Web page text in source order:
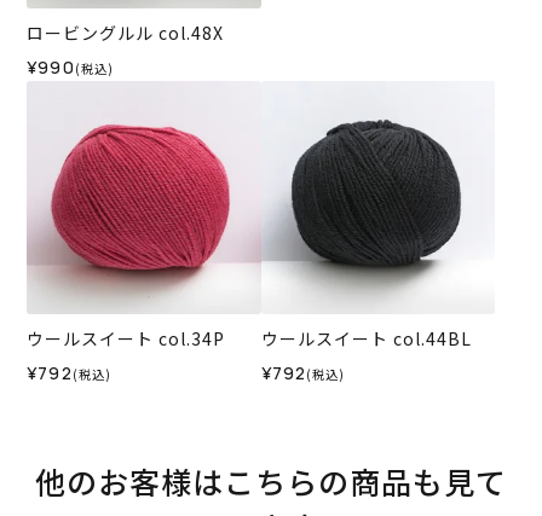
ロービングルル col.48X
¥990 (税込)
ウールスイート col.34P
¥792 (税込)
ウールスイート col.44BL
¥792 (税込)
他のお客様はこちらの商品も見て